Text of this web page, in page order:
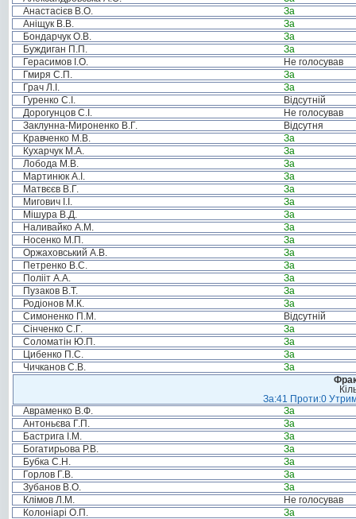
Анастасієв В.О.
За
Аніщук В.В.
За
Бондарчук О.В.
За
Буждиган П.П.
За
Герасимов І.О.
Не голосував
Гмиря С.П.
За
Грач Л.І.
За
Гуренко С.І.
Відсутній
Дорогунцов С.І.
Не голосував
Заклунна-Мироненко В.Г.
Відсутня
Кравченко М.В.
За
Кухарчук М.А.
За
Лобода М.В.
За
Мартинюк А.І.
За
Матвєєв В.Г.
За
Мигович І.І.
За
Мішура В.Д.
За
Наливайко А.М.
За
Носенко М.П.
За
Оржаховський А.В.
За
Петренко В.С.
За
Полііт А.А.
За
Пузаков В.Т.
За
Родіонов М.К.
За
Симоненко П.М.
Відсутній
Сінченко С.Г.
За
Соломатін Ю.П.
За
Цибенко П.С.
За
Чичканов С.В.
За
За:41 Проти:0
Авраменко В.Ф.
За
Антоньєва Г.П.
За
Бастрига І.М.
За
Богатирьова Р.В.
За
Бубка С.Н.
За
Горлов Г.В.
За
Зубанов В.О.
За
Клімов Л.М.
Не голосував
Колоніарі О.П.
За